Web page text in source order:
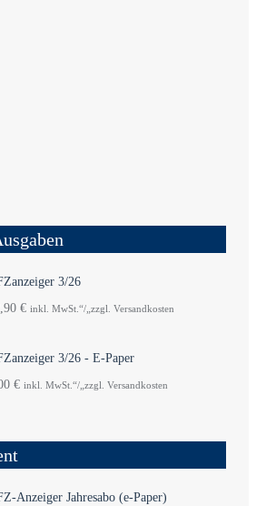
3/26
€ inkl. MwSt.“/„zzgl. Versandkosten
3/26 - E-Paper
€ inkl. MwSt.“/„zzgl. Versandkosten
Anzeiger Jahresabo (e-Paper)